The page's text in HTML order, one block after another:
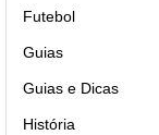
Futebol
Guias
Guias e Dicas
História